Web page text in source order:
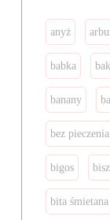
anyż
babka
banany
bez pieczenia
bigos
bita śmietana